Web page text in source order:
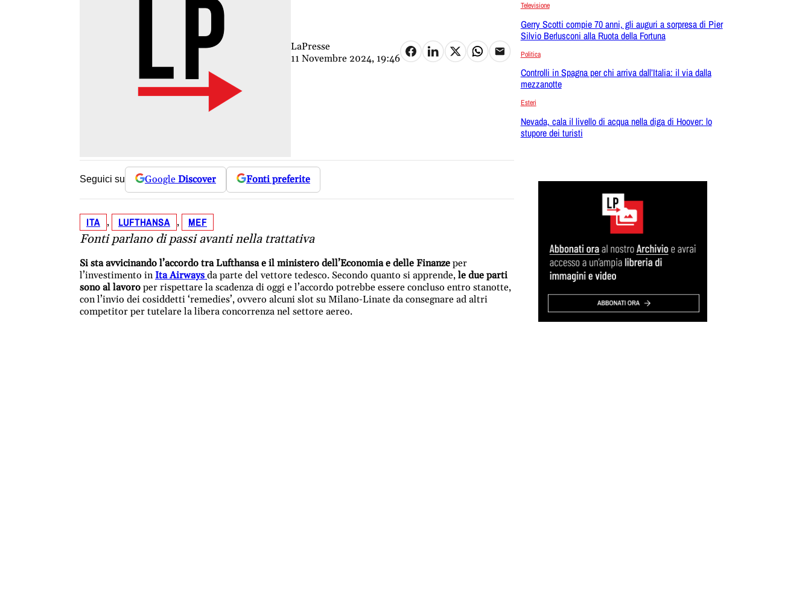
LaPresse
11 Novembre 2024, 19:46
Seguici su Google Discover Fonti preferite
ITA , LUFTHANSA , MEF
Fonti parlano di passi avanti nella trattativa
Si sta avvicinando l’accordo tra Lufthansa e il ministero dell’Economia e delle Finanze per
l’investimento in Ita Airways da parte del vettore tedesco. Secondo quanto si apprende, le due parti
sono al lavoro per rispettare la scadenza di oggi e l’accordo potrebbe essere concluso entro stanotte,
con l’invio dei cosiddetti ‘remedies’, ovvero alcuni slot su Milano-Linate da consegnare ad altri
competitor per tutelare la libera concorrenza nel settore aereo.
Televisione
Gerry Scotti compie 70 anni, gli auguri a sorpresa di Pier
Silvio Berlusconi alla Ruota della Fortuna
Politica
Controlli in Spagna per chi arriva dall’Italia: il via dalla
mezzanotte
Esteri
Nevada, cala il livello di acqua nella diga di Hoover: lo
stupore dei turisti